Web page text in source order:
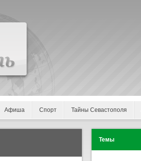
Афиша Спорт Тайны Севастополя
Темы